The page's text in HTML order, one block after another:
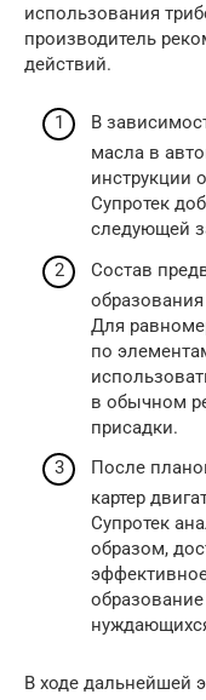
использования
производитель
действий.
В
масла в
инструкции
Супротек
следующей
Состав
Для
по
в обычном
присадки.
После
картер
Супротек
образом,
В ходе дальнейшей